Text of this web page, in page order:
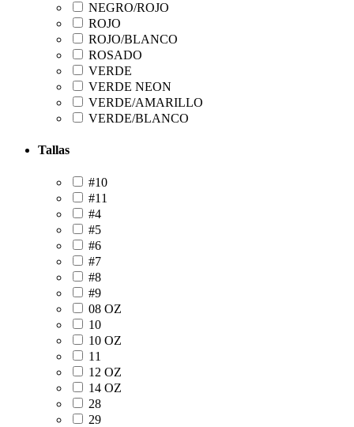
NEGRO/ROJO
ROJO
ROJO/BLANCO
ROSADO
VERDE
VERDE NEON
VERDE/AMARILLO
VERDE/BLANCO
Tallas
#10
#11
#4
#5
#6
#7
#8
#9
08 OZ
10
10 OZ
11
12 OZ
14 OZ
28
29